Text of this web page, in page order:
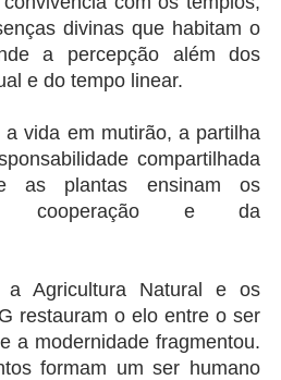
divinas que habitam o
a percepção além dos
e do tempo linear.
vida em mutirão, a partilha
compartilhada
as plantas ensinam os
cooperação e da
a Agricultura Natural e os
restauram o elo entre o ser
a modernidade fragmentou.
formam um ser humano